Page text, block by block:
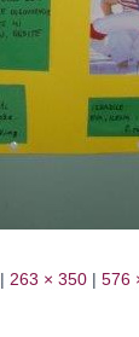
| 263 × 350 | 576